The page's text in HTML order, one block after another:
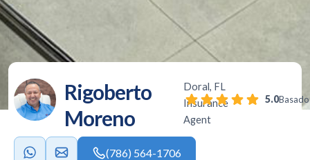
Rigoberto
Moreno
Doral, FL
Insurance
Agent
5.0Basado
(786) 564-1706